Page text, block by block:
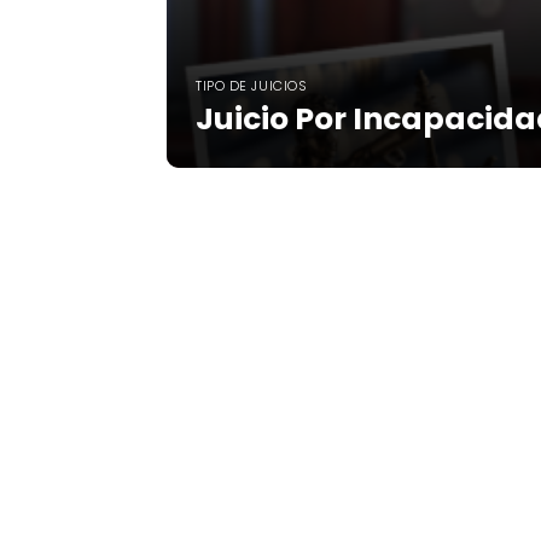
TIPO DE JUICIOS
Juicio Por